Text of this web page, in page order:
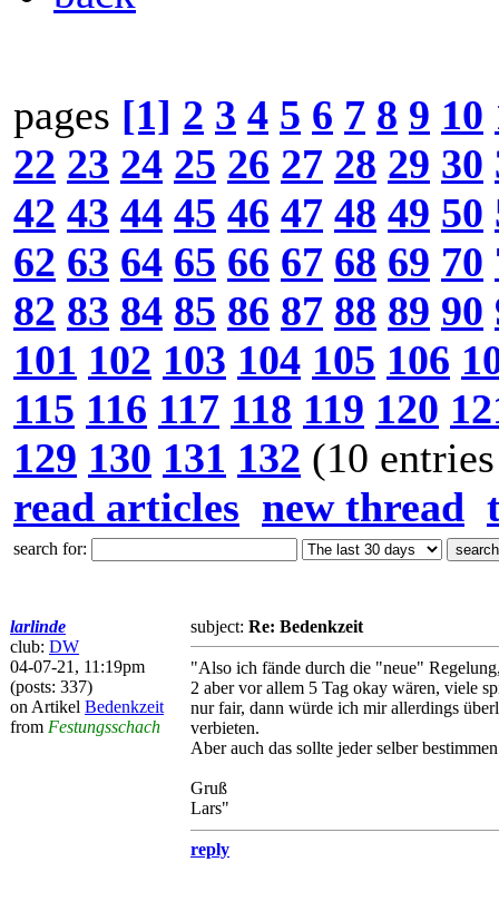
pages [1] 2 3 4 5 6 7 8 9 10
22 23 24 25 26 27 28 29 30
42 43 44 45 46 47 48 49 50
62 63 64 65 66 67 68 69 70
82 83 84 85 86 87 88 89 90
101 102 103 104 105 106
115 116 117 118 119 120
129 130 131 132 (10
read articles new thread
search for:
larlinde
club: DW
04-07-21, 11:19pm
(posts: 337)
on Artikel Bedenkzeit
from Festungsschach
subject: Re: Bedenkzeit
"Also ich fände durch die "neue"
2 aber vor allem 5 Tag okay wären, viele
nur fair, dann würde ich mir allerdings
verbieten.
Aber auch das sollte jeder selber
Gruß
Lars"
reply